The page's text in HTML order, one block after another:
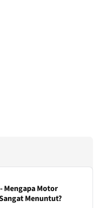
Mengapa Motor
Menuntut?